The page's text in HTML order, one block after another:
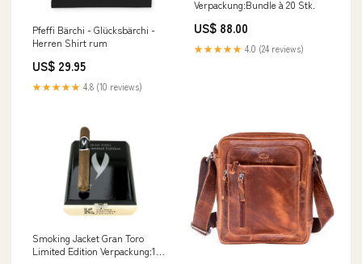
Pfeffi Bärchi - Glücksbärchi -
Herren Shirt rum
US$ 29.95
★★★★★ 4.8 (10 reviews)
Verpackung:Bundle à 20 Stk.
US$ 88.00
★★★★★ 4.0 (24 reviews)
Smoking Jacket Gran Toro
Limited Edition Verpackung:1